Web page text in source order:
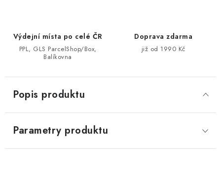
Výdejní místa po celé ČR
PPL, GLS ParcelShop/Box,
Balíkovna
Doprava zdarma
již od 1990 Kč
Popis produktu
Parametry produktu